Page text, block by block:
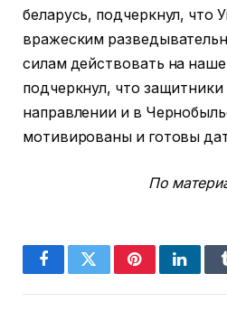
беларусь, подчеркнул, что
вражеским
силам действовать на
подчеркнул, что
направлении и в
мотивированы и готовы
По
FacebookTwitterPinterest